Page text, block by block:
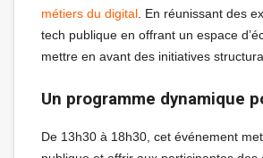
métiers du digital . En réunissant des
tech publique en offrant un espace
mettre en avant des initiatives
Un programme dynamique
De 13h30 à 18h30, cet événement